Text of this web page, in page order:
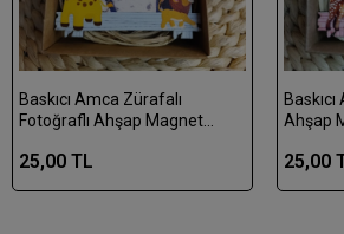
Baskıcı Amca Zürafalı
Fotoğraflı Ahşap Magnet
25,00 TL
Ahşap
25,00